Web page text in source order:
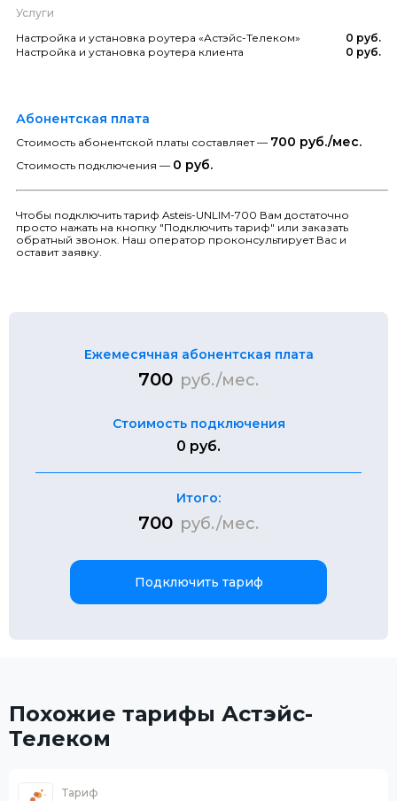
Услуги
Настройка и установка роутера «Астэйс-Телеком»
0 руб.
Настройка и установка роутера клиента
0 руб.
Абонентская плата
Стоимость абонентской платы составляет — 700 руб./мес.
Стоимость подключения — 0 руб.
Чтобы подключить тариф Asteis-UNLIM-700 Вам достаточно
просто нажать на кнопку "Подключить тариф" или заказать
обратный звонок. Наш оператор проконсультирует Вас и
оставит заявку.
Ежемесячная абонентская плата
700 руб./мес.
Стоимость подключения
0 руб.
Итого:
700 руб./мес.
Подключить тариф
Похожие тарифы Астэйс-
Телеком
Тариф